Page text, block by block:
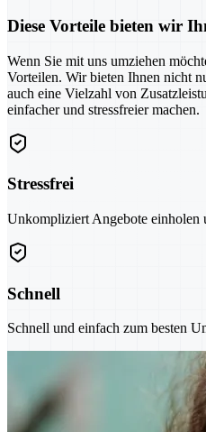
Diese Vorteile bieten wir
Wenn Sie mit uns umziehen
Vorteilen. Wir bieten Ihnen nicht
auch eine Vielzahl von
einfacher und stressfreier machen.
Stressfrei
Unkompliziert Angebote einholen
Schnell
Schnell und einfach zum besten